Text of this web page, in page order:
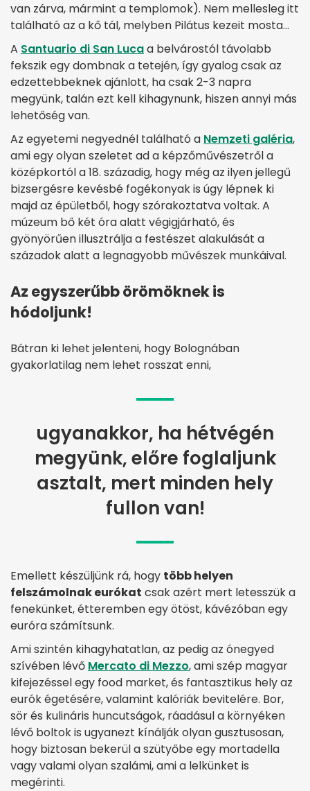
van zárva, mármint a templomok). Nem mellesleg itt
található az a kő tál, melyben Pilátus kezeit mosta…
A Santuario di San Lucaa belvárostól távolabb
fekszik egy dombnak a tetején, így gyalog csak az
edzettebbeknek ajánlott, ha csak 2-3 napra
megyünk, talán ezt kell kihagynunk, hiszen annyi más
lehetőség van.
Az egyetemi negyednél található a Nemzeti galéria,
ami egy olyan szeletet ad a képzőművészetről a
középkortól a 18. századig, hogy még az ilyen jellegű
bizsergésre kevésbé fogékonyak is úgy lépnek ki
majd az épületből, hogy szórakoztatva voltak. A
múzeum bő két óra alatt végigjárható, és
gyönyörűen illusztrálja a festészet alakulását a
századok alatt a legnagyobb művészek munkáival.
Az egyszerűbb örömöknek is
hódoljunk!
Bátran ki lehet jelenteni, hogy Bolognában
gyakorlatilag nem lehet rosszat enni,
ugyanakkor, ha hétvégén
megyünk, előre foglaljunk
asztalt, mert minden hely
fullon van!
Emellett készüljünk rá, hogy több helyen
felszámolnak eurókat csak azért mert letesszük a
fenekünket, étteremben egy ötöst, kávézóban egy
euróra számítsunk.
Ami szintén kihagyhatatlan, az pedig az ónegyed
szívében lévő Mercato di Mezzo, ami szép magyar
kifejezéssel egy food market, és fantasztikus hely az
eurók égetésére, valamint kalóriák bevitelére. Bor,
sör és kulináris huncutságok, ráadásul a környéken
lévő boltok is ugyanezt kínálják olyan gusztusosan,
hogy biztosan bekerül a szütyőbe egy mortadella
vagy valami olyan szalámi, ami a lelkünket is
megérinti.